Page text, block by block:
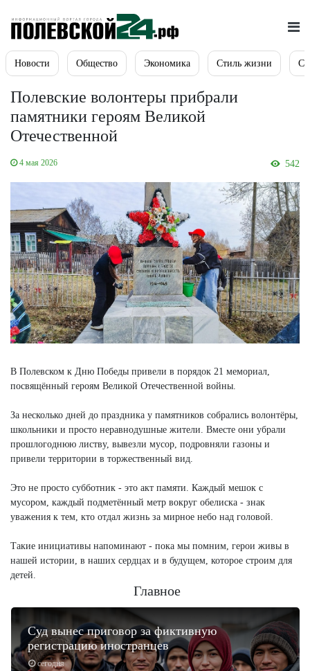
Новости Общество Экономика Стиль жизни
Полевские волонтеры прибрали
памятники героям Великой
Отечественной
4 мая 2026 542
В Полевском к Дню Победы привели в порядок 21 мемориал,
посвящённый героям Великой Отечественной войны.
За несколько дней до праздника у памятников собрались волонтёры,
школьники и просто неравнодушные жители. Вместе они убрали
прошлогоднюю листву, вывезли мусор, подровняли газоны и
привели территории в торжественный вид.
Это не просто субботник - это акт памяти. Каждый мешок с
мусором, каждый подметённый метр вокруг обелиска - знак
уважения к тем, кто отдал жизнь за мирное небо над головой.
Такие инициативы напоминают - пока мы помним, герои живы в
нашей истории, в наших сердцах и в будущем, которое строим для
детей.
Главное
сегодня
Суд вынес приговор за фиктивную
регистрацию иностранцев